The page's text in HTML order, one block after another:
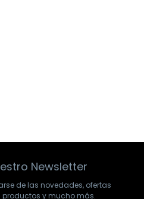
Newsletter
de las novedades, ofertas
productos y mucho más.